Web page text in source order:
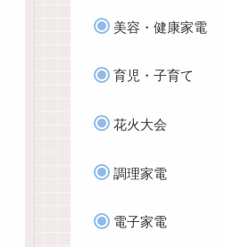
美容・健康家電
育児・子育て
花火大会
調理家電
電子家電